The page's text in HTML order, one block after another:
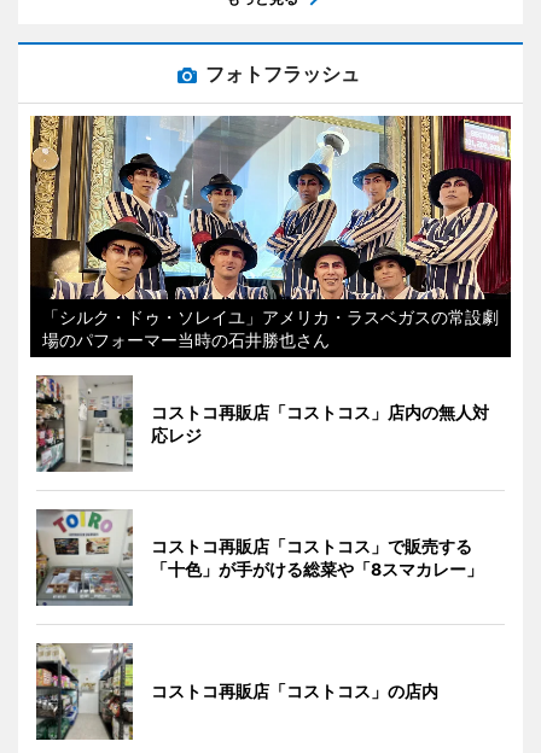
フォトフラッシュ
「シルク・ドゥ・ソレイユ」アメリカ・ラスベガスの常設劇
場のパフォーマー当時の石井勝也さん
コストコ再販店「コストコス」店内の無人対
応レジ
コストコ再販店「コストコス」で販売する
「十色」が手がける総菜や「8スマカレー」
コストコ再販店「コストコス」の店内